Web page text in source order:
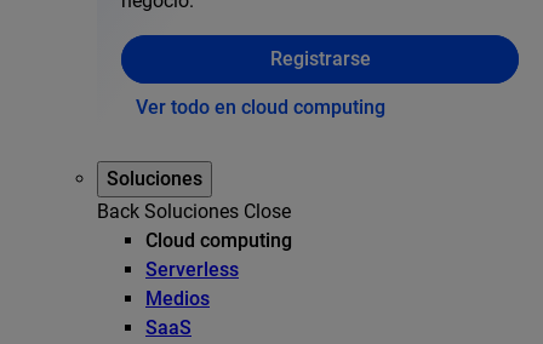
Registrarse
Ver todo en cloud computing
Soluciones
Back Soluciones Close
Cloud computing
Serverless
Medios
SaaS